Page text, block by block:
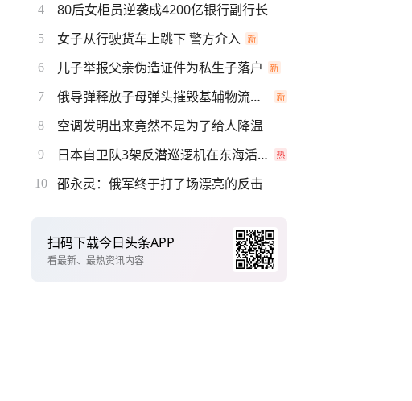
4 80后女柜员逆袭成4200亿银行副行长
5 女子从行驶货车上跳下 警方介入
6 儿子举报父亲伪造证件为私生子落户
7 俄导弹释放子母弹头摧毁基辅物流仓库
8 空调发明出来竟然不是为了给人降温
9 日本自卫队3架反潜巡逻机在东海活动
10 邵永灵：俄军终于打了场漂亮的反击
扫码下载今日头条APP
看最新、最热资讯内容